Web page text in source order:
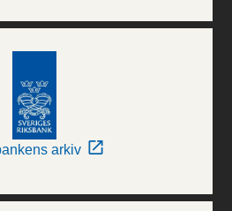
arkiv